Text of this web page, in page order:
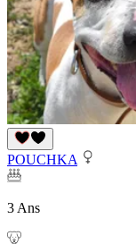
POUCHKA
3 Ans